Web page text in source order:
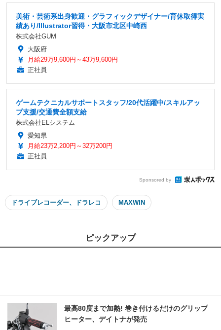
美術・芸術系出身歓迎・グラフィックデザイナー/育休取得実
績あり/Illustrator習得・大阪市北区中崎西
株式会社GUM
大阪府
月給29万9,600円～43万9,600円
正社員
ゲームテクニカルサポートスタッフ/20代活躍中/スキルアッ
プ支援/交通費全額支給
株式会社ELシステム
愛知県
月給23万2,200円～32万200円
正社員
Sponsored by
ドライブレコーダー、ドラレコ MAXWIN
ピックアップ
最高80度まで加熱! 巻き付けるだけのグリップ
ヒーター、デイトナが発売